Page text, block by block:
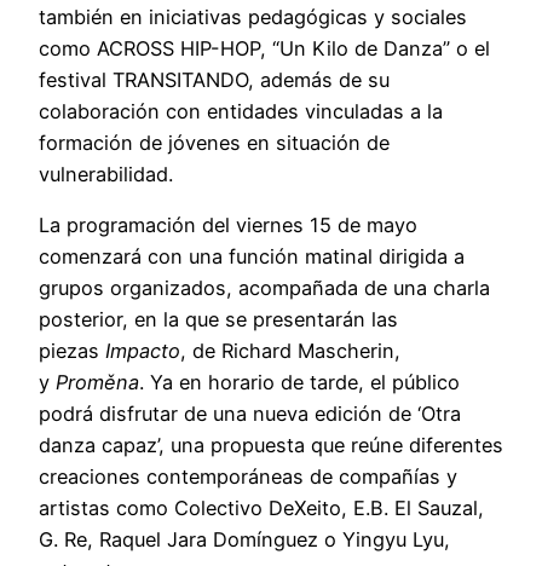
también en iniciativas pedagógicas y sociales
como ACROSS HIP-HOP, “Un Kilo de Danza” o el
festival TRANSITANDO, además de su
colaboración con entidades vinculadas a la
formación de jóvenes en situación de
vulnerabilidad.
La programación del viernes 15 de mayo
comenzará con una función matinal dirigida a
grupos organizados, acompañada de una charla
posterior, en la que se presentarán las
piezas Impacto, de Richard Mascherin,
y Proměna. Ya en horario de tarde, el público
podrá disfrutar de una nueva edición de ‘Otra
danza capaz’, una propuesta que reúne diferentes
creaciones contemporáneas de compañías y
artistas como Colectivo DeXeito, E.B. El Sauzal,
G. Re, Raquel Jara Domínguez o Yingyu Lyu,